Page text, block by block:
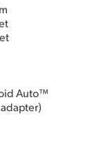
Auto™